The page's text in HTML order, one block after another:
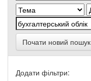
Почати новий пошук
Додати фільтри: